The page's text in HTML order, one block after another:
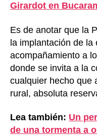
Girardot en
Es de anotar que la
la implantación de la
acompañamiento a
donde se invita a la
cualquier hecho que
rural, absoluta
Lea también: Un
de una tormenta a